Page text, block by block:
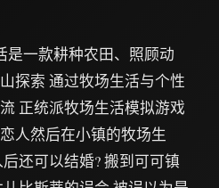
是一款耕种农田、照顾动
探索 通过牧场生活与个性
正统派牧场生活模拟游戏
人然后在小镇的牧场生
还可以结婚? 搬到可可镇